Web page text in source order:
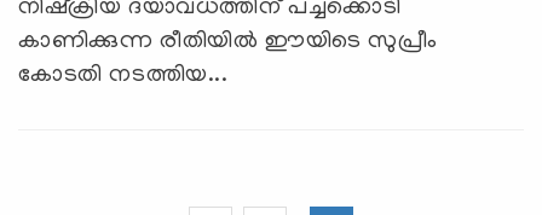
നിഷ്‌ക്രിയ ദയാവധത്തിന് പച്ചക്കൊടി
കാണിക്കുന്ന രീതിയില്‍ ഈയിടെ സുപ്രീം
കോടതി നടത്തിയ...